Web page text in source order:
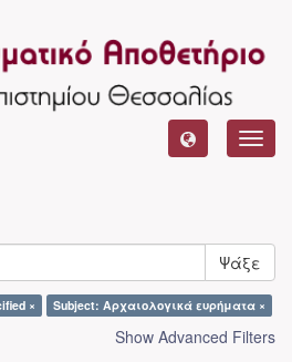
Ψάξε
× Subject: Αρχαιολογικά ευρήματα ×
Show Advanced Filters